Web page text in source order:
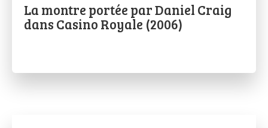
La montre portée par Daniel Craig
dans Casino Royale (2006)